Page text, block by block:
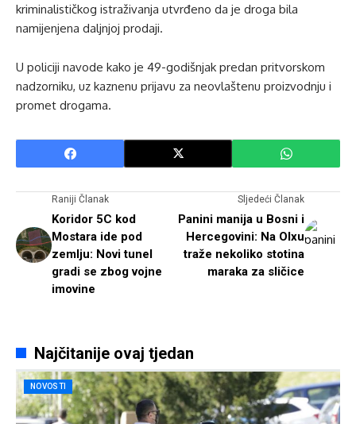
kriminalističkog istraživanja utvrđeno da je droga bila
namijenjena daljnjoj prodaji.
U policiji navode kako je 49-godišnjak predan pritvorskom
nadzorniku, uz kaznenu prijavu za neovlaštenu proizvodnju i
promet drogama.
Raniji Članak
Koridor 5C kod
Mostara ide pod
zemlju: Novi tunel
gradi se zbog vojne
imovine
Sljedeći Članak
Panini manija u Bosni i
Hercegovini: Na Olxu
traže nekoliko stotina
maraka za sličice
Najčitanije ovaj tjedan
NOVOSTI